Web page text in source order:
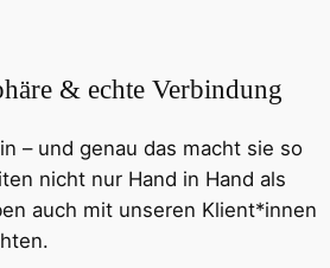
& echte Verbindung
– und genau das macht sie so
nicht nur Hand in Hand als
auch mit unseren Klient*innen